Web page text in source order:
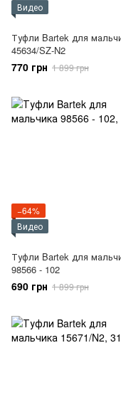
Видео
Туфли Bartek для
45634/SZ-N2
770 грн 1 899 грн
−64%
Видео
Туфли Bartek для
98566 - 102
690 грн 1 899 грн